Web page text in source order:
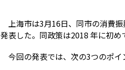
上海市は3月16日、同市の消費
発表した。同政策は2018 年に初め
今回の発表では、次の3つのポイ